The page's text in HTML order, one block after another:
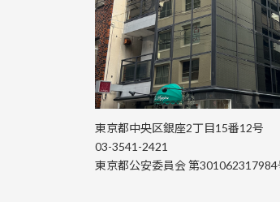
東京都中央区銀座2丁目15番12号
03-3541-2421
東京都公安委員会 第301062317984